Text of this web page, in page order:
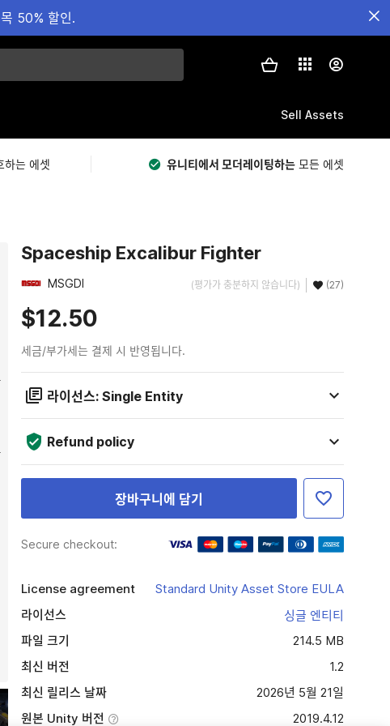
50% 할인.
Sell Assets
하는 에셋 유니티에서 모더레이팅하는 모든 에셋
Spaceship Excalibur Fighter
MSGDI (평가가 충분하지 않습니다) (27)
$12.50
세금/부가세는 결제 시 반영됩니다.
라이선스: Single Entity
Refund policy
장바구니에 담기
Secure checkout:
License agreement
Standard Unity Asset Store EULA
라이선스
싱글 엔티티
파일 크기
214.5 MB
최신 버전
1.2
최신 릴리스 날짜
2026년 5월 21일
원본 Unity 버전
2019.4.12